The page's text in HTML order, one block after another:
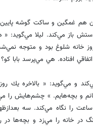
هم غمگين و ساكت گوشه
باز مي‌كند. ليلا مي‌گويد:
روز خانه شلوغ بود و متوجه
افتاده. هي مي‌پرسد بابا كو؟
و مي‌گويد: « بالاخره يك
و بچه‌هايم. » چشم‌ها‌يش را
را نگاه مي‌كند. سه
در خانه را مي‌زد و بچه‌ها در